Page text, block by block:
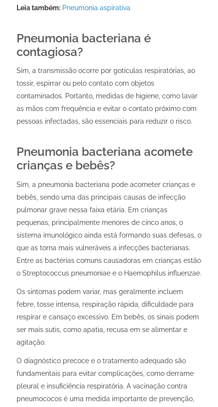
Leia também: Pneumonia aspirativa
Pneumonia bacteriana é
contagiosa?
Sim, a transmissão ocorre por gotículas respiratórias, ao
tossir, espirrar ou pelo contato com objetos
contaminados. Portanto, medidas de higiene, como lavar
as mãos com frequência e evitar o contato próximo com
pessoas infectadas, são essenciais para reduzir o risco.
Pneumonia bacteriana acomete
crianças e bebês?
Sim, a pneumonia bacteriana pode acometer crianças e
bebês, sendo uma das principais causas de infecção
pulmonar grave nessa faixa etária. Em crianças
pequenas, principalmente menores de cinco anos, o
sistema imunológico ainda está formando suas defesas, o
que as torna mais vulneráveis a infecções bacterianas.
Entre as bactérias comuns causadoras em crianças estão
o Streptococcus pneumoniaee o Haemophilus influenzae.
Os sintomas podem variar, mas geralmente incluem
febre, tosse intensa, respiração rápida, dificuldade para
respirar e cansaço excessivo. Em bebês, os sinais podem
ser mais sutis, como apatia, recusa em se alimentar e
agitação.
O diagnóstico precoce e o tratamento adequado são
fundamentais para evitar complicações, como derrame
pleural e insuficiência respiratória. A vacinação contra
pneumococos é uma medida importante de prevenção,